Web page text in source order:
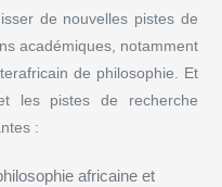
de nouvelles pistes de
académiques, notamment
de philosophie. Et
les pistes de recherche
:
africaine et